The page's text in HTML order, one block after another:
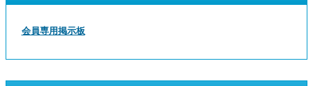
会員専用掲示板